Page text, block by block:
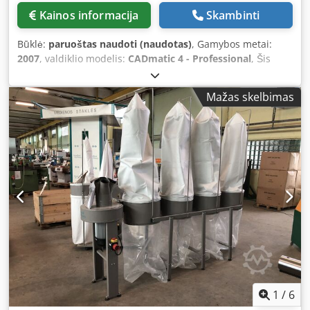
performing the following operations: - Vertical drilling on
the panel surface - Horizontal drilling on all four workpiece
direction Self-supporting structure Machine base made of
steel tubular construction to provide a large base for
accommodating the working table. The structure rests on 3
self-levelling feet. The electrical control cabinet is
integrated into the machine base. Central Bakelite support
table 'Easy Motion': - an MDF sector for through drilling,
automatically retractable for horizontal drilling - an infeed
roller to facilitate panel loading - a rear roller track to ease
panel sliding - left and right stops - a central alignment
device with manual adjustment The left and right stops
must be used to drill horizontally in the 'X' direction on the
two opposite panel sides. Panel positioning along the X-
axis is via vacuum suction cups. Aggregates carrier This is
a gantry structure made from steel tube. The main working
unit is installed on the gantry. F10L drilling unit includes: -
7 independent vertical spindles - drill shank D10 mm -
spindle pitch 32 mm - 2 horizontal drilling heads, 1 in X
direction with one drill bit, 1 double drilling head in Y
Kainos informacija Skambinti
Būklė: paruoštas naudoti (naudotas), Gamybos metai:
2007, valdiklio modelis: CADmatic 4 - Professional, Šis
HOLZMA HPP 380 skydinis pjūklas buvo pagamintas 2007
m. Jame yra tvirtas plieninis pjūklo vežimėlis, pagrindiniai
ir iš anksto supjaustyti pjūklai ir patentuotas centrinio
kampo grąžinimo įtaisas, kuris sumažina ciklo laiką iki 25%.
Mašinoje sumontuota Power Control CADmatic 4 sistema,
užtikrinanti tikslų ir efektyvų darbą. Pjūklo ašmenų iškyša
yra 95 mm, ji veikia su 18,0 kW pagrindiniu pjūklo varikliu.
Norėdami gauti daugiau informacijos apie šį skydinį pjūklą,
susisiekite su mumis. Papildoma įranga • Oro pagalvių
stalas su ritininiu elementu 2160 x 650 mm: 4 vnt •
Centrinis pūstuvas: 1 vnt Mašinos privalumai Kokybiškos
mašinos privalumai • Ce sertifikuota, gs sertifikuota, fph
medienos dulkių sertifikatas • Padalinys:
75/275/475/1050/1850/2650/3450 mm, matuojant nuo
kampo taisyklės iki suspaudimo įvorės centro • Galimi 2
papildomi dviejų pirštų užveržimo įvorės • 4 rankiniai
pjovimo grėbliai prie tvirtinimo įvorių • Galimas 1
Mažas skelbimas
1 / 6